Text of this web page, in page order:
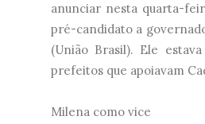
anunciar nesta quarta-
pré-candidato a
(União Brasil). Ele
prefeitos que apoiavam
Milena como vice